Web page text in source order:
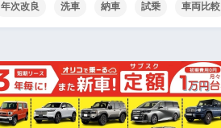
年次改良 洗車 納車 試乗 車両比較